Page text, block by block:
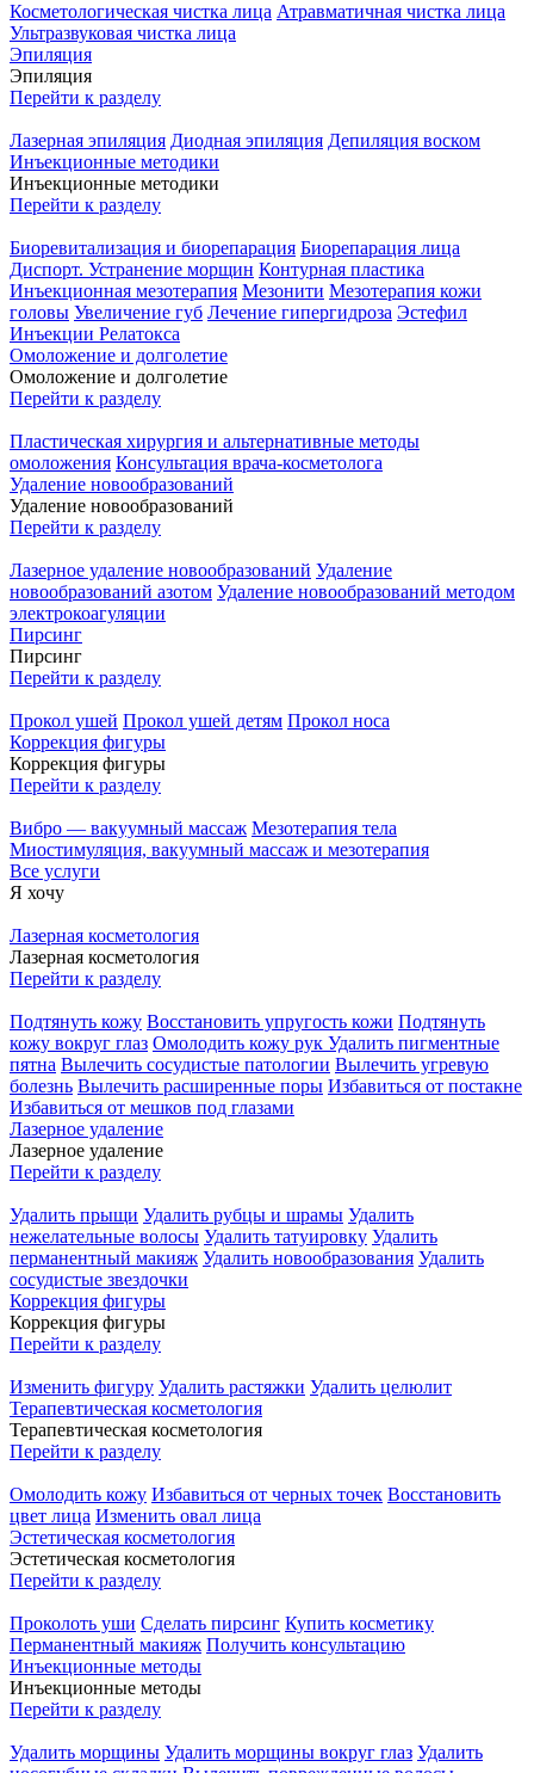
Косметологическая чистка лица Атравматичная чистка лица
Ультразвуковая чистка лица
Эпиляция
Эпиляция
Перейти к разделу
Лазерная эпиляция Диодная эпиляция Депиляция воском
Инъекционные методики
Инъекционные методики
Перейти к разделу
Биоревитализация и биорепарация Биорепарация лица
Диспорт. Устранение морщин Контурная пластика
Инъекционная мезотерапия Мезонити Мезотерапия кожи
головы Увеличение губ Лечение гипергидроза Эстефил
Инъекции Релатокса
Омоложение и долголетие
Омоложение и долголетие
Перейти к разделу
Пластическая хирургия и альтернативные методы
омоложения Консультация врача-косметолога
Удаление новообразований
Удаление новообразований
Перейти к разделу
Лазерное удаление новообразований Удаление
новообразований азотом Удаление новообразований методом
электрокоагуляции
Пирсинг
Пирсинг
Перейти к разделу
Прокол ушей Прокол ушей детям Прокол носа
Коррекция фигуры
Коррекция фигуры
Перейти к разделу
Вибро — вакуумный массаж Мезотерапия тела
Миостимуляция, вакуумный массаж и мезотерапия
Все услуги
Я хочу
Лазерная косметология
Лазерная косметология
Перейти к разделу
Подтянуть кожу Восстановить упругость кожи Подтянуть
кожу вокруг глаз Омолодить кожу рук Удалить пигментные
пятна Вылечить сосудистые патологии Вылечить угревую
болезнь Вылечить расширенные поры Избавиться от постакне
Избавиться от мешков под глазами
Лазерное удаление
Лазерное удаление
Перейти к разделу
Удалить прыщи Удалить рубцы и шрамы Удалить
нежелательные волосы Удалить татуировку Удалить
перманентный макияж Удалить новообразования Удалить
сосудистые звездочки
Коррекция фигуры
Коррекция фигуры
Перейти к разделу
Изменить фигуру Удалить растяжки Удалить целюлит
Терапевтическая косметология
Терапевтическая косметология
Перейти к разделу
Омолодить кожу Избавиться от черных точек Восстановить
цвет лица Изменить овал лица
Эстетическая косметология
Эстетическая косметология
Перейти к разделу
Проколоть уши Сделать пирсинг Купить косметику
Перманентный макияж Получить консультацию
Инъекционные методы
Инъекционные методы
Перейти к разделу
Удалить морщины Удалить морщины вокруг глаз Удалить